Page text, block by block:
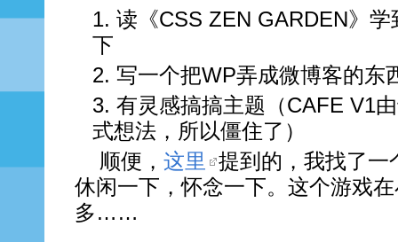
读《CSS ZEN GARDEN》
下
写一个把WP弄成微博客的东
有灵感搞搞主题（CAFE V1
式想法，所以僵住了）
顺便， 这里
提到的，我找了一
休闲一下，怀念一下。这个游戏
多……